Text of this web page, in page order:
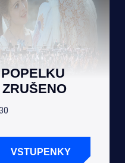
VSTUPENKY